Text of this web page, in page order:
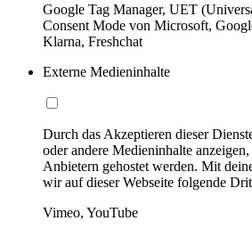
Google Tag Manager, UET
Consent Mode von Microsoft,
Klarna, Freshchat
Externe Medieninhalte
Durch das Akzeptieren dieser
oder andere Medieninhalte
Anbietern gehostet werden. Mit
wir auf dieser Webseite folgende
Vimeo, YouTube